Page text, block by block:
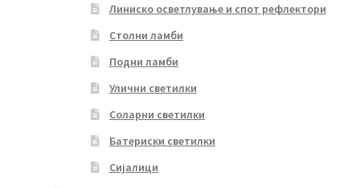
Линиско осветлување и спот рефлектори
Столни ламби
Подни ламби
Улични светилки
Соларни светилки
Батериски светилки
Сијалици